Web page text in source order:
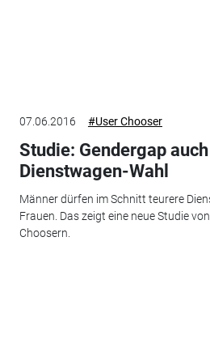
07.06.2016 #User Chooser
Studie: Gendergap
Dienstwagen-Wahl
Männer dürfen im Schnitt teurere
Frauen. Das zeigt eine neue Studie
Choosern.